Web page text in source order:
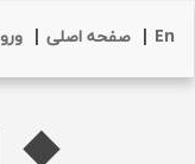
En صفحه اصلی